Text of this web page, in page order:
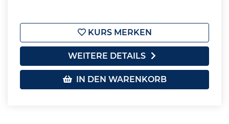
KURS MERKEN
WEITERE DETAILS
IN DEN WARENKORB